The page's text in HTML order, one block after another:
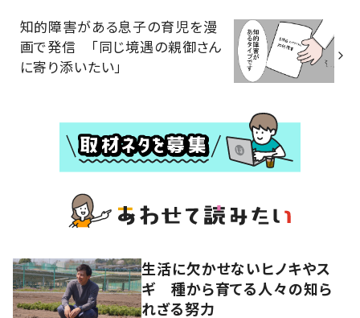
知的障害がある息子の育児を漫
画で発信 「同じ境遇の親御さん
に寄り添いたい」
生活に欠かせないヒノキやス
ギ 種から育てる人々の知ら
れざる努力